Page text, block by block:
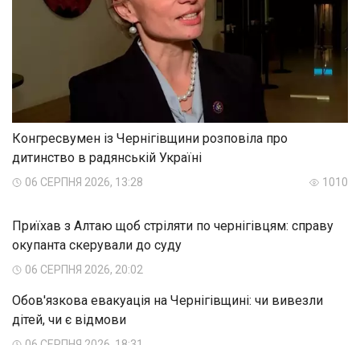
Конгресвумен із Чернігівщини розповіла про
дитинство в радянській Україні
06 СЕРПНЯ 2026, 13:28 1010
Приїхав з Алтаю щоб стріляти по чернігівцям: справу
окупанта скерували до суду
06 СЕРПНЯ 2026, 20:02
Обов'язкова евакуація на Чернігівщині: чи вивезли
дітей, чи є відмови